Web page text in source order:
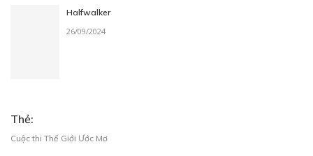
Halfwalker
26/09/2024
Thẻ:
Cuộc thi Thế Giới Ước Mơ